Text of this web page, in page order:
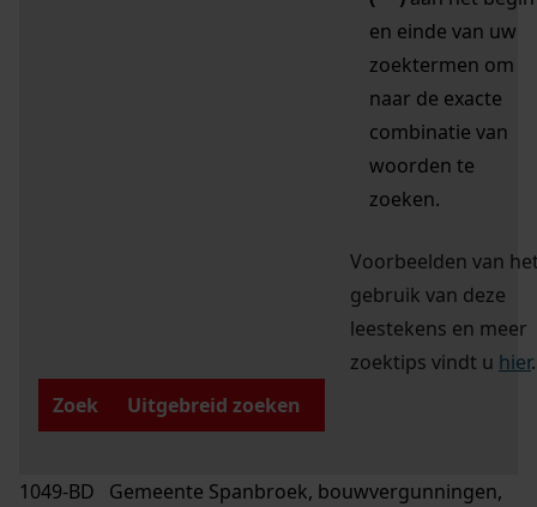
en einde van uw
zoektermen om
naar de exacte
combinatie van
woorden te
zoeken.
Voorbeelden van
gebruik van deze
leestekens en meer
zoektips vindt u hier.
Zoek
Uitgebreid zoeken
1049-BD Gemeente Spanbroek, bouwvergunningen,